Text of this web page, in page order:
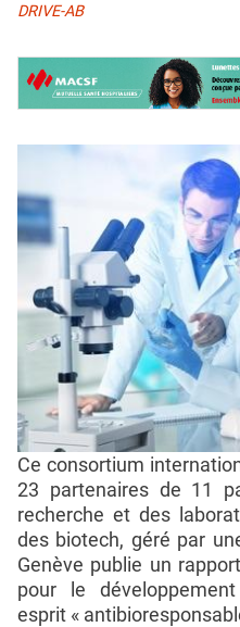
DRIVE-AB
Ce consortium
23 partenaires de 11
recherche et des
des biotech, géré par
Genève publie un
pour le
esprit «